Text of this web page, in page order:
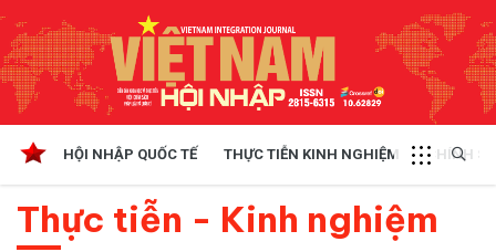
HỘI NHẬP QUỐC TẾ THỰC TIỄN KINH NGHIỆM CHÍNH
Thực tiễn - Kinh nghiệm